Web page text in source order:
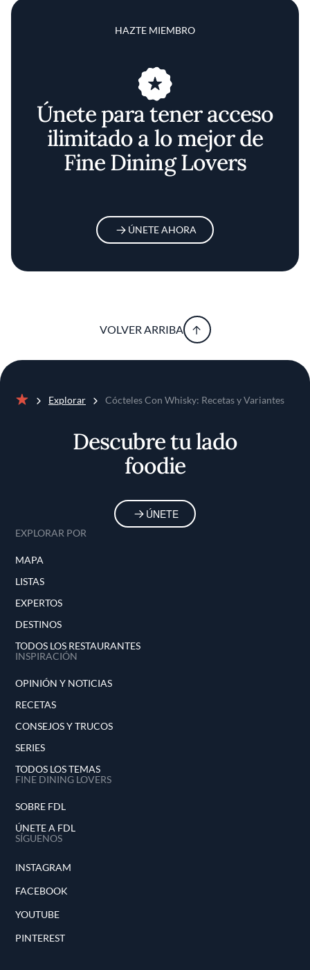
HAZTE MIEMBRO
Únete para tener acceso
ilimitado a lo mejor de
Fine Dining Lovers
ÚNETE AHORA
VOLVER ARRIBA
Explorar Cócteles Con Whisky: Recetas y Variantes
Descubre tu lado
foodie
ÚNETE
EXPLORAR POR
MAPA
LISTAS
EXPERTOS
DESTINOS
TODOS LOS RESTAURANTES
INSPIRACIÓN
OPINIÓN Y NOTICIAS
RECETAS
CONSEJOS Y TRUCOS
SERIES
TODOS LOS TEMAS
FINE DINING LOVERS
SOBRE FDL
ÚNETE A FDL
SÍGUENOS
INSTAGRAM
FACEBOOK
YOUTUBE
PINTEREST